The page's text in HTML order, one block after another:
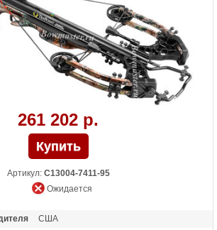
261 202 р.
Артикул: C13004-7411-95
Ожидается
США